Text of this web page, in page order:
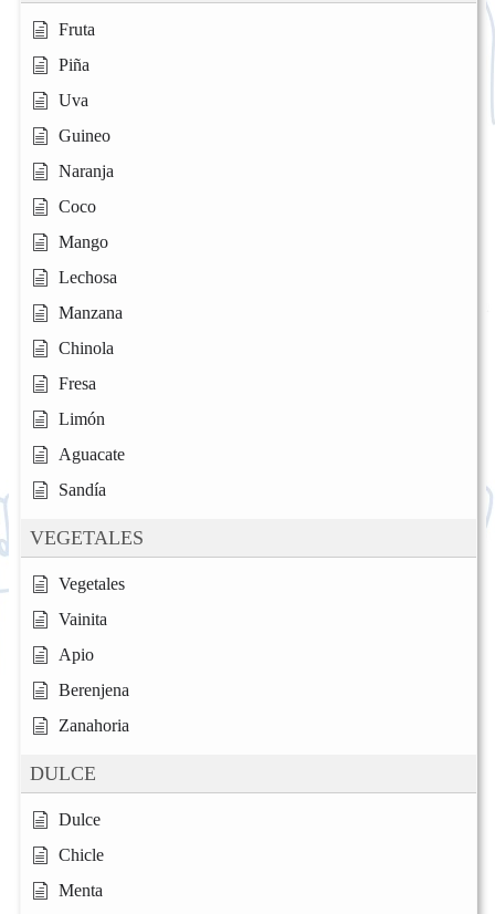
Fruta
Piña
Uva
Guineo
Naranja
Coco
Mango
Lechosa
Manzana
Chinola
Fresa
Limón
Aguacate
Sandía
VEGETALES
Vegetales
Vainita
Apio
Berenjena
Zanahoria
DULCE
Dulce
Chicle
Menta